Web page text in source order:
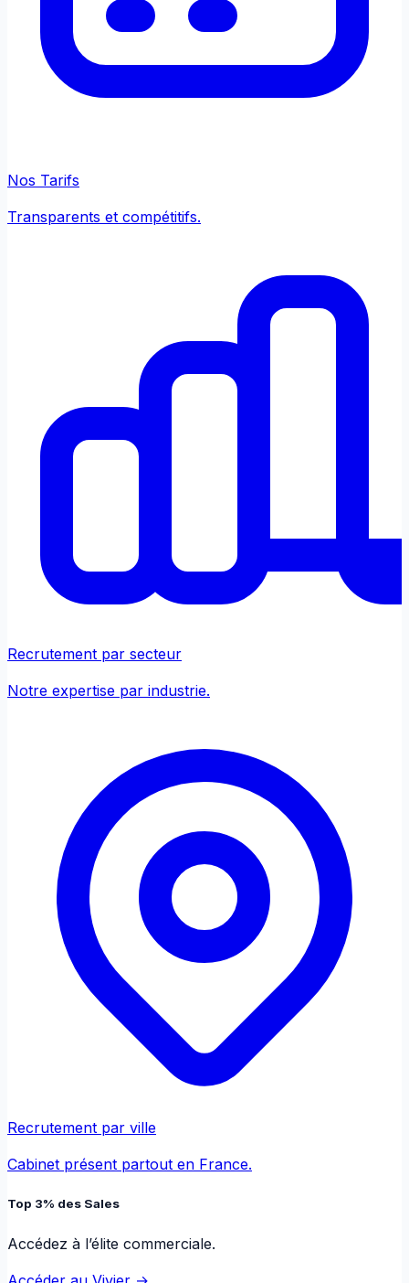
Nos Tarifs
Transparents et compétitifs.
Recrutement par secteur
Notre expertise par industrie.
Recrutement par ville
Cabinet présent partout en France.
Top 3% des Sales
Accédez à l’élite commerciale.